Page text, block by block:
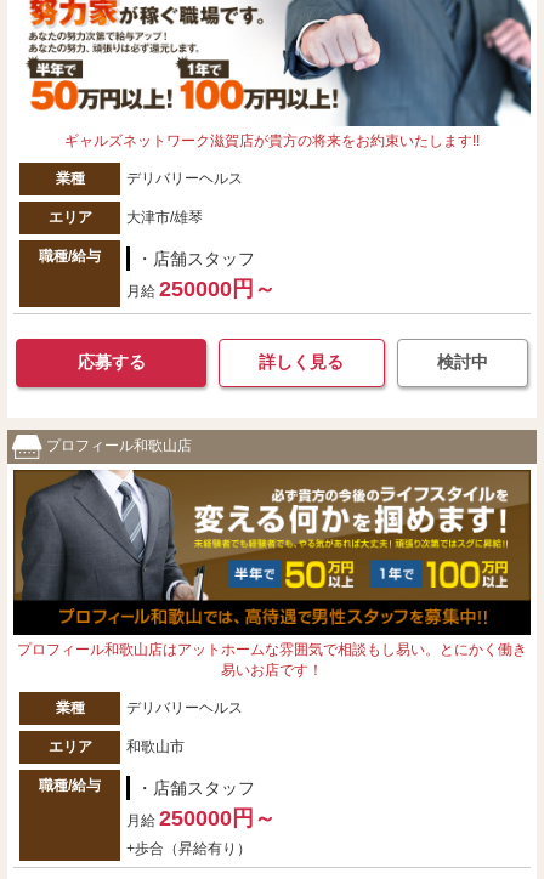
ギャルズネットワーク滋賀店が貴方の将来をお約束いたします!!
業種 デリバリーヘルス
エリア 大津市/雄琴
職種/給与 ・店舗スタッフ
月給 250000円～
応募する 詳しく見る 検討中
プロフィール和歌山店
プロフィール和歌山店はアットホームな雰囲気で相談もし易い。とにかく働き
易いお店です！
業種 デリバリーヘルス
エリア 和歌山市
職種/給与 ・店舗スタッフ
月給 250000円～
+歩合（昇給有り）